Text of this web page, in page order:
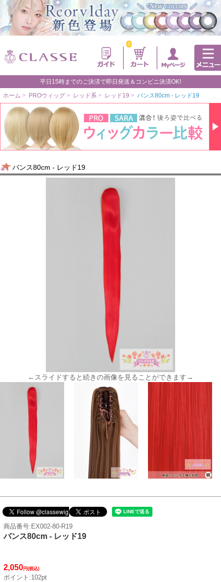
0
平日15時までのご決済で即日発送＆コンビニ決済OK!
ホーム > PROウィッグ > レッド系 > レッド19 > バンス80cm - レッド19
バンス80cm - レッド19
←スライドすると続きの画像を見ることができます→
商品番号:EX002-80-R19
バンス80cm - レッド19
2,050円(税込)
ポイント:102pt